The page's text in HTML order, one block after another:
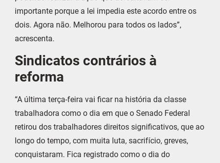
importante porque a lei impedia este acordo entre os
dois. Agora não. Melhorou para todos os lados”,
acrescenta.
Sindicatos contrários à
reforma
“A última terça-feira vai ficar na história da classe
trabalhadora como o dia em que o Senado Federal
retirou dos trabalhadores direitos significativos, que ao
longo do tempo, com muita luta, sacrifício, greves,
conquistaram. Fica registrado como o dia do